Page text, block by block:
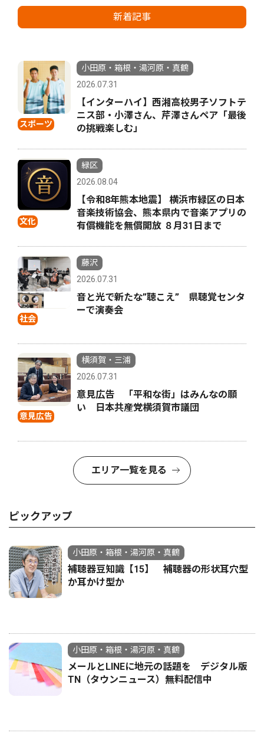
新着記事
スポーツ
小田原・箱根・湯河原・真鶴
2026.07.31
【インターハイ】西湘高校男子ソフトテ
ニス部・小澤さん、芹澤さんペア「最後
の挑戦楽しむ」
文化
緑区
2026.08.04
【令和8年熊本地震】 横浜市緑区の日本
音楽技術協会、熊本県内で音楽アプリの
有償機能を無償開放 ８月31日まで
社会
藤沢
2026.07.31
音と光で新たな”聴こえ” 県聴覚センタ
ーで演奏会
意見広告
横須賀・三浦
2026.07.31
意見広告 「平和な街」はみんなの願
い 日本共産党横須賀市議団
エリア一覧を見る
ピックアップ
小田原・箱根・湯河原・真鶴
補聴器豆知識【15】 補聴器の形状耳穴型
か耳かけ型か
小田原・箱根・湯河原・真鶴
メールとLINEに地元の話題を デジタル版
TN（タウンニュース）無料配信中